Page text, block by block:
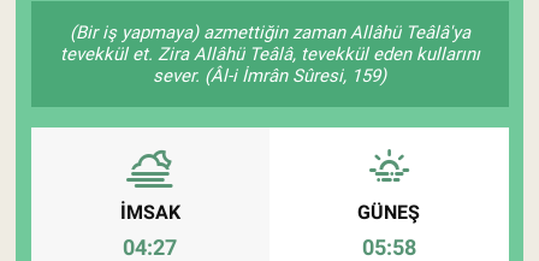
(Bir iş yapmaya) azmettiğin zaman Allâhü Teâlâ'ya
tevekkül et. Zira Allâhü Teâlâ, tevekkül eden kullarını
sever. (Âl-i İmrân Sûresi, 159)
İMSAK
04:27
GÜNEŞ
05:58
Pankobirlik
Et fiyatları
Tarım Bilgisi
Yetiştirici Soruyor